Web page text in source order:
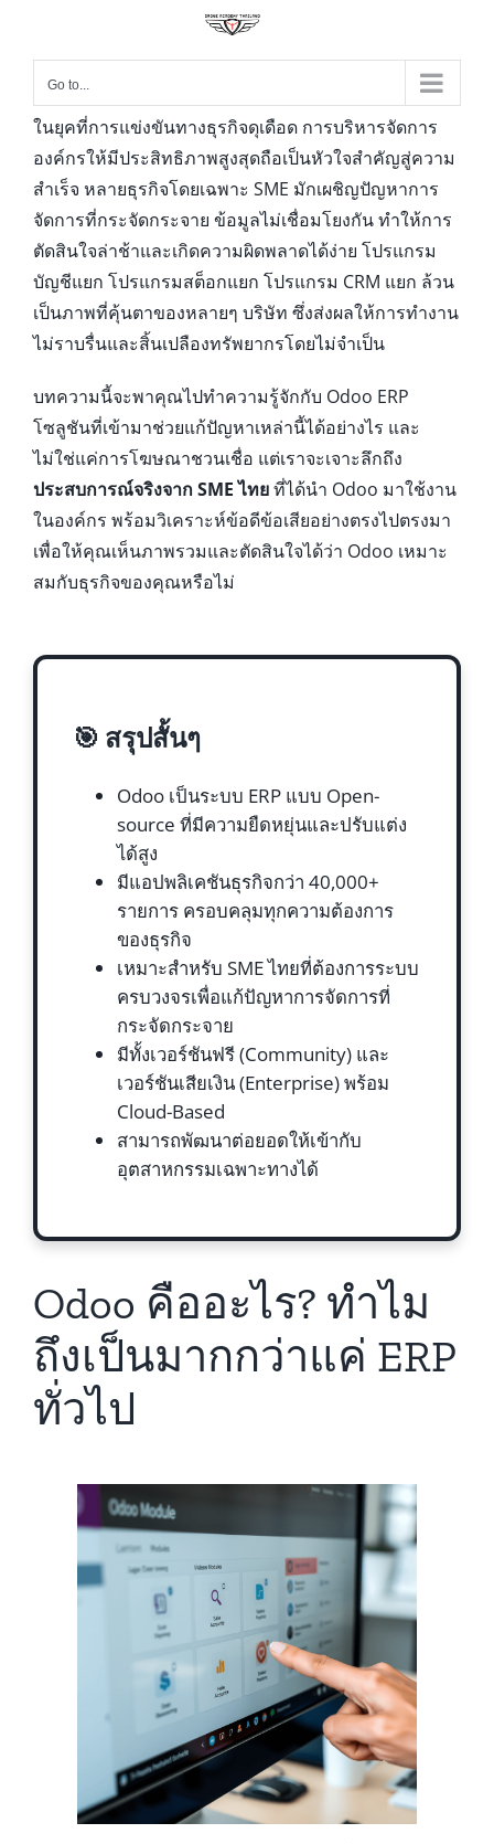
Go to...
ในยุคที่การแข่งขันทางธุรกิจดุเดือด การบริหารจัดการ
องค์กรให้มีประสิทธิภาพสูงสุดถือเป็นหัวใจสำคัญสู่ความ
สำเร็จ หลายธุรกิจโดยเฉพาะ SME มักเผชิญปัญหาการ
จัดการที่กระจัดกระจาย ข้อมูลไม่เชื่อมโยงกัน ทำให้การ
ตัดสินใจล่าช้าและเกิดความผิดพลาดได้ง่าย โปรแกรม
บัญชีแยก โปรแกรมสต็อกแยก โปรแกรม CRM แยก ล้วน
เป็นภาพที่คุ้นตาของหลายๆ บริษัท ซึ่งส่งผลให้การทำงาน
ไม่ราบรื่นและสิ้นเปลืองทรัพยากรโดยไม่จำเป็น
บทความนี้จะพาคุณไปทำความรู้จักกับ Odoo ERP
โซลูชันที่เข้ามาช่วยแก้ปัญหาเหล่านี้ได้อย่างไร และ
ไม่ใช่แค่การโฆษณาชวนเชื่อ แต่เราจะเจาะลึกถึง
ประสบการณ์จริงจาก SME ไทยที่ได้นำ Odoo มาใช้งาน
ในองค์กร พร้อมวิเคราะห์ข้อดีข้อเสียอย่างตรงไปตรงมา
เพื่อให้คุณเห็นภาพรวมและตัดสินใจได้ว่า Odoo เหมาะ
สมกับธุรกิจของคุณหรือไม่
🎯 สรุปสั้นๆ
Odoo เป็นระบบ ERP แบบ Open-
source ที่มีความยืดหยุ่นและปรับแต่ง
ได้สูง
มีแอปพลิเคชันธุรกิจกว่า 40,000+
รายการ ครอบคลุมทุกความต้องการ
ของธุรกิจ
เหมาะสำหรับ SME ไทยที่ต้องการระบบ
ครบวงจรเพื่อแก้ปัญหาการจัดการที่
กระจัดกระจาย
มีทั้งเวอร์ชันฟรี (Community) และ
เวอร์ชันเสียเงิน (Enterprise) พร้อม
Cloud-Based
สามารถพัฒนาต่อยอดให้เข้ากับ
อุตสาหกรรมเฉพาะทางได้
Odoo คืออะไร? ทำไม
ถึงเป็นมากกว่าแค่ ERP
ทั่วไป